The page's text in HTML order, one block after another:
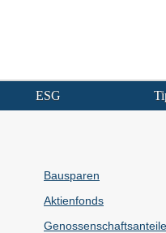
ESG
Bausparen
Aktienfonds
Genossenschaftsanteile